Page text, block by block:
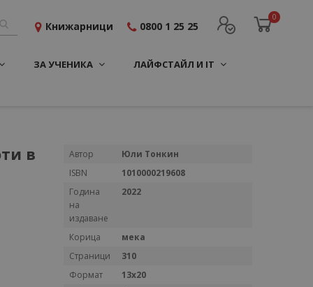
0
Книжарници 0800 1 25 25
ЗА УЧЕНИКА ЛАЙФСТАЙЛ И IT
в
Повече
Автор
Юли Тонкин
ISBN
1010000219608
Година
на
издаване
2022
Корица
мека
Страници
310
Формат
13x20